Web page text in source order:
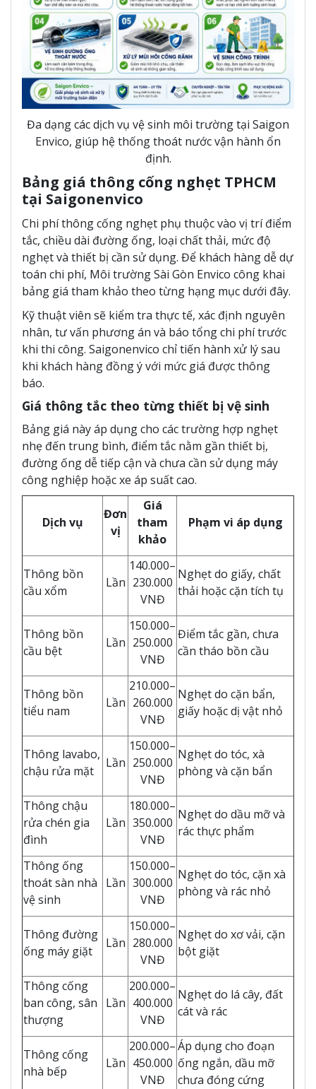
Đa dạng các dịch vụ vệ sinh môi trường tại Saigon
Envico, giúp hệ thống thoát nước vận hành ổn
định.
Bảng giá thông cống nghẹt TPHCM
tại Saigonenvico
Chi phí thông cống nghẹt phụ thuộc vào vị trí điểm
tắc, chiều dài đường ống, loại chất thải, mức độ
nghẹt và thiết bị cần sử dụng. Để khách hàng dễ dự
toán chi phí, Môi trường Sài Gòn Envico công khai
bảng giá tham khảo theo từng hạng mục dưới đây.
Kỹ thuật viên sẽ kiểm tra thực tế, xác định nguyên
nhân, tư vấn phương án và báo tổng chi phí trước
khi thi công. Saigonenvico chỉ tiến hành xử lý sau
khi khách hàng đồng ý với mức giá được thông
báo.
Giá thông tắc theo từng thiết bị vệ sinh
Bảng giá này áp dụng cho các trường hợp nghẹt
nhẹ đến trung bình, điểm tắc nằm gần thiết bị,
đường ống dễ tiếp cận và chưa cần sử dụng máy
công nghiệp hoặc xe áp suất cao.
Dịch vụ
Đơn
vị
Giá
tham
khảo
Phạm vi áp dụng
Thông bồn
cầu xổm
Lần
140.000–
230.000
VNĐ
Nghẹt do giấy, chất
thải hoặc cặn tích tụ
Thông bồn
cầu bệt
Lần
150.000–
250.000
VNĐ
Điểm tắc gần, chưa
cần tháo bồn cầu
Thông bồn
tiểu nam
Lần
210.000–
260.000
VNĐ
Nghẹt do cặn bẩn,
giấy hoặc dị vật nhỏ
Thông lavabo,
chậu rửa mặt
Lần
150.000–
250.000
VNĐ
Nghẹt do tóc, xà
phòng và cặn bẩn
Thông chậu
rửa chén gia
đình
Lần
180.000–
350.000
VNĐ
Nghẹt do dầu mỡ và
rác thực phẩm
Thông ống
thoát sàn nhà
vệ sinh
Lần
150.000–
300.000
VNĐ
Nghẹt do tóc, cặn xà
phòng và rác nhỏ
Thông đường
ống máy giặt
Lần
150.000–
280.000
VNĐ
Nghẹt do xơ vải, cặn
bột giặt
Thông cống
ban công, sân
thượng
Lần
200.000–
400.000
VNĐ
Nghẹt do lá cây, đất
cát và rác
Thông cống
nhà bếp
Lần
200.000–
450.000
VNĐ
Áp dụng cho đoạn
ống ngắn, dầu mỡ
chưa đóng cứng